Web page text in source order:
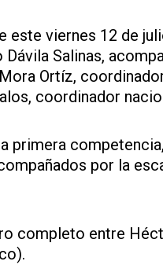
este viernes 12 de
Salinas,
Ortíz,
coordinador
primera
por la
completo entre